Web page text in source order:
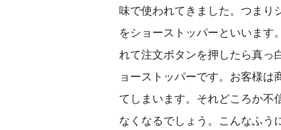
味で使われてきました。つまり
をショーストッパーといいます
れて注文ボタンを押したら真っ
ョーストッパーです。お客様
てしまいます。それどころか不
なくなるでしょう。こんなふう